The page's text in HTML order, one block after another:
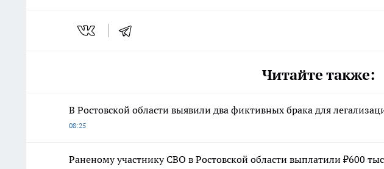
Читайте также:
В Ростовской области выявили два фиктивных брака для
08:25
Раненому участнику СВО в Ростовской области выплатили ₽600